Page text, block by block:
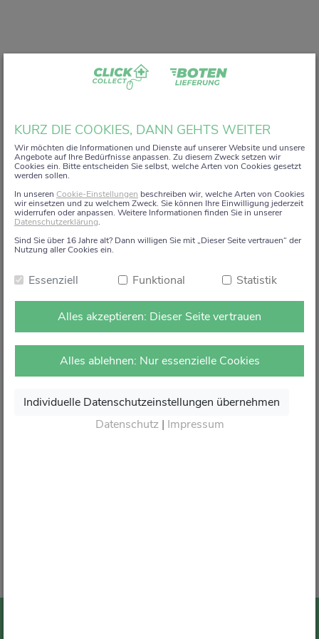
Liebe Kundin, lieber Kunde,
vielen Dank, dass Sie unser digitalesZACK+DA!
Aktionsregal genutzt haben.
Wir haben uns sehr gefreut, Sie auf diesem Weg begleiten
zu dürfen.
Dieses Angebot wird zum 15. Januar 2026 eingestellt.
Ab dem 16. Januar 2026 stehen die Online-
nicht mehr zur Verfügung.
Natürlich sind wir weiterhin persönlich für Sie da. Direkt
vor Ort in Ihrer Apotheke.
attraktive Angebote und den besten Service rund um Ihre
Danke für Ihr Vertrauen.
KURZ DIE COOKIES, DANN GEHTS WEITER
Wir möchten die Informationen und Dienste auf unserer Website und unsere
Angebote auf Ihre Bedürfnisse anpassen. Zu diesem Zweck setzen wir
Cookies ein. Bitte entscheiden Sie selbst, welche Arten von Cookies gesetzt
werden sollen.
In unseren Cookie-Einstellungen beschreiben wir, welche Arten von Cookies
wir einsetzen und zu welchem Zweck. Sie können Ihre Einwilligung jederzeit
widerrufen oder anpassen. Weitere Informationen finden Sie in unserer
Datenschutzerklärung.
Sind Sie über 16 Jahre alt? Dann willigen Sie mit „Dieser Seite vertrauen“ der
Nutzung aller Cookies ein.
Essenziell Funktional Statistik
Alles akzeptieren: Dieser Seite vertrauen
Alles ablehnen: Nur essenzielle Cookies
Individuelle Datenschutzeinstellungen übernehmen
Datenschutz| Impressum